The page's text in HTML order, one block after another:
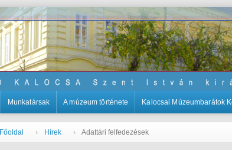
Munkatársak A múzeum története Kalocsai Múzeumbarátok
Főoldal Hírek Adattári felfedezések